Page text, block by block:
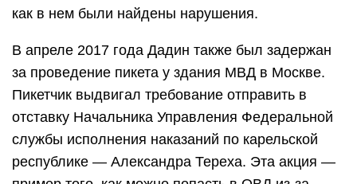
как в нем были найдены нарушения.
В апреле 2017 года Дадин также был задержан
за проведение пикета у здания МВД в Москве.
Пикетчик выдвигал требование отправить в
отставку Начальника Управления Федеральной
службы исполнения наказаний по карельской
республике — Александра Тереха. Эта акция —